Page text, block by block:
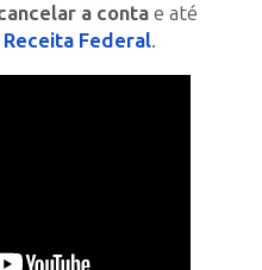
a contae até
Receita Federal.